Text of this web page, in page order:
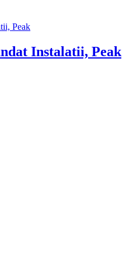
Instalatii, Peak